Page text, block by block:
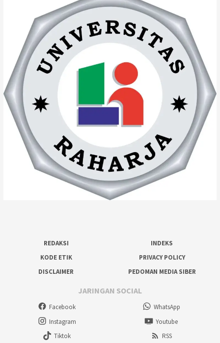
REDAKSI
INDEKS
KODE ETIK
PRIVACY POLICY
DISCLAIMER
PEDOMAN MEDIA SIBER
JARINGAN SOCIAL
Facebook
WhatsApp
Instagram
Youtube
Tiktok
RSS